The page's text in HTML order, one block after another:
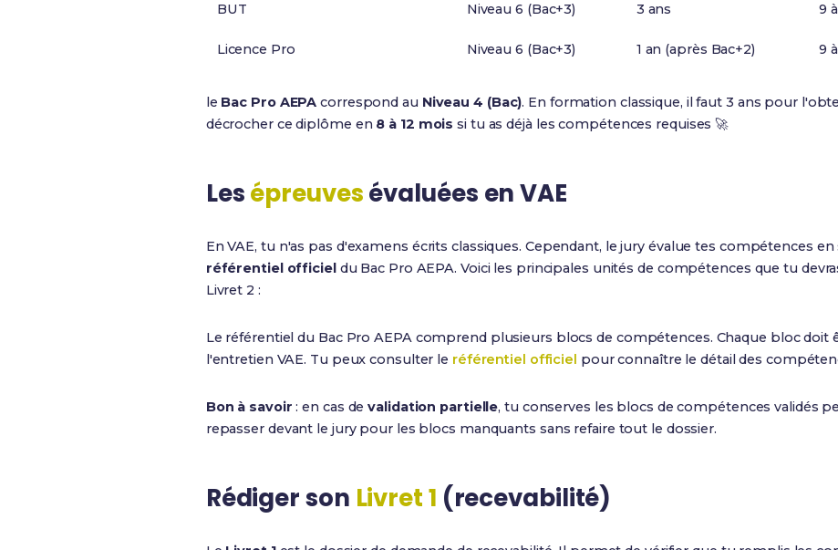
BUT Niveau 6 (Bac+3) 3 ans 9
Licence Pro Niveau 6 (Bac+3) 1 an (après Bac+2) 9
le Bac Pro AEPA correspond au Niveau 4 (Bac). En formation classique, il faut 3 ans pour
décrocher ce diplôme en 8 à 12 mois si tu as déjà les compétences requises 🚀
Lesépreuvesévaluées en VAE
En VAE, tu n'as pas d'examens écrits classiques. Cependant, le jury évalue tes compétences
référentiel officiel du Bac Pro AEPA. Voici les principales unités de compétences que tu
Livret 2 :
Le référentiel du Bac Pro AEPA comprend plusieurs blocs de compétences. Chaque bloc doit
l'entretien VAE. Tu peux consulter le référentiel officiel pour connaître le détail des
Bon à savoir : en cas devalidation partielle, tu conserves les blocs de compétences validés
repasser devant le jury pour les blocs manquants sans refaire tout le dossier.
Rédiger son Livret 1 (recevabilité)